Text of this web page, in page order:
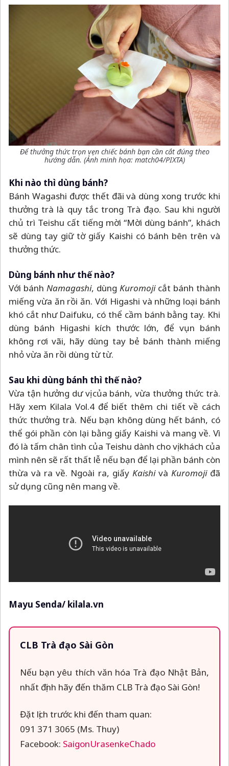
Để thưởng thức trọn vẹn chiếc bánh bạn cần cắt đúng theo
hướng dẫn. (Ảnh minh họa: match04/PIXTA)
Khi nào thì dùng bánh?
Bánh Wagashi được thết đãi và dùng xong trước khi
thưởng trà là quy tắc trong Trà đạo. Sau khi người
chủ trì Teishu cất tiếng mời “Mời dùng bánh”, khách
sẽ dùng tay giữ tờ giấy Kaishi có bánh bên trên và
thưởng thức.
Dùng bánh như thế nào?
Với bánh Namagashi, dùng Kuromojicắt bánh thành
miếng vừa ăn rồi ăn. Với Higashi và những loại bánh
khó cắt như Daifuku, có thể cầm bánh bằng tay. Khi
dùng bánh Higashi kích thước lớn, để vụn bánh
không rơi vãi, hãy dùng tay bẻ bánh thành miếng
nhỏ vừa ăn rồi dùng từ từ.
Sau khi dùng bánh thì thế nào?
Vừa tận hưởng dư vị của bánh, vừa thưởng thức trà.
Hãy xem Kilala Vol.4 để biết thêm chi tiết về cách
thức thưởng trà. Nếu bạn không dùng hết bánh, có
thể gói phần còn lại bằng giấy Kaishi và mang về. Vì
đó là tấm chân tình của Teishu dành cho vị khách của
mình nên sẽ rất thất lễ nếu bạn để lại phần bánh còn
thừa và ra về. Ngoài ra, giấy Kaishivà Kuromojiđã
sử dụng cũng nên mang về.
Mayu Senda/ kilala.vn
CLB Trà đạo Sài Gòn
Nếu bạn yêu thích văn hóa Trà đạo Nhật Bản,
nhất định hãy đến thăm CLB Trà đạo Sài Gòn!
Đặt lịch trước khi đến tham quan:
091 371 3065 (Ms. Thuy)
Facebook: SaigonUrasenkeChado